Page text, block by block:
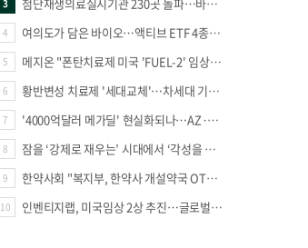
3
4 여의도가 담은 바이오…액티브 ETF 4종의 선택은
5 메지온 "폰탄치료제 미국 'FUEL-2' 임상 프로토콜 영국 승인"
6 황반변성 치료제 '세대교체'…차세대 기전 경쟁 본격화
7 '4000억달러 메가딜' 현실화되나…AZ·BMS 합병설에 글로벌 제약업계 촉각
8 잠을 ‘강제로 재우는’ 시대에서 ‘각성을 낮추는’ 시대로
9 한약사회 "복지부, 한약사 개설약국 OTC 공급 방해 더는 방관 말아야"
10 인벤티지랩, 미국임상 2상 추진…글로벌 팁스 통해 정부 지원 60억원 확보